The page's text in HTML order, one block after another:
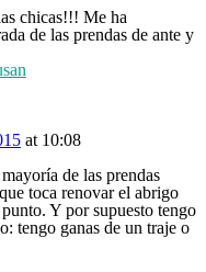
chicas!!! Me ha
de las prendas de ante y
at 10:08
de las prendas
toca renovar el abrigo
Y por supuesto tengo
tengo ganas de un traje o